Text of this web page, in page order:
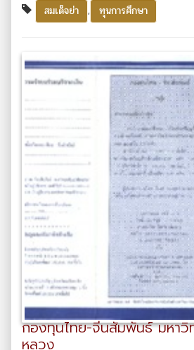
สมเด็จย่า
, ทุนการศึกษา
กองทุนไทย-จีนสัมพันธ์ มหาวิ
หลวง